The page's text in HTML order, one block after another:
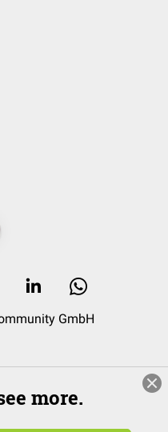
GmbH
more.